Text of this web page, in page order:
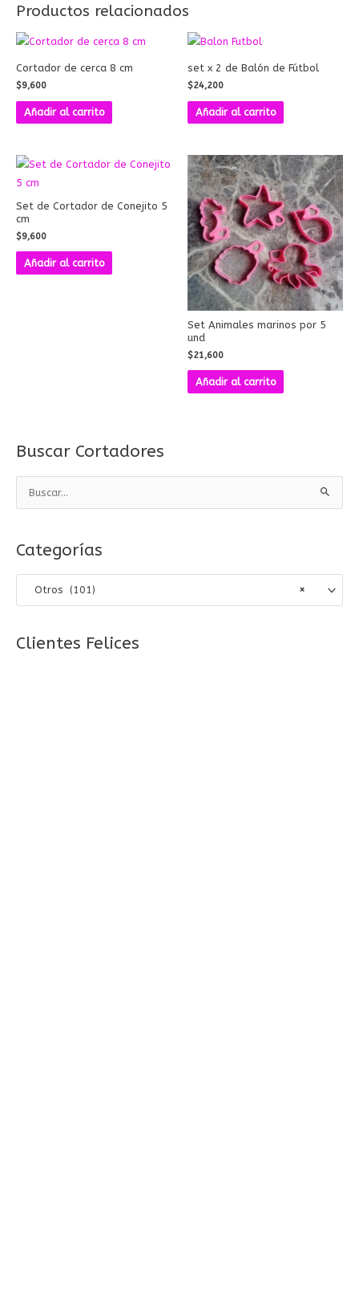
Buscar Cortadores
c
a
o
Categorías
×
Otros (101)
Clientes Felices
Productos relacionados
Cortador de cerca 8 cm
$9,600
Añadir al carrito
set x 2 de Balón de Fútbol
$24,200
Añadir al carrito
Set de Cortador de Conejito 5
cm
$9,600
Añadir al carrito
Set Animales marinos por 5
und
$21,600
Añadir al carrito